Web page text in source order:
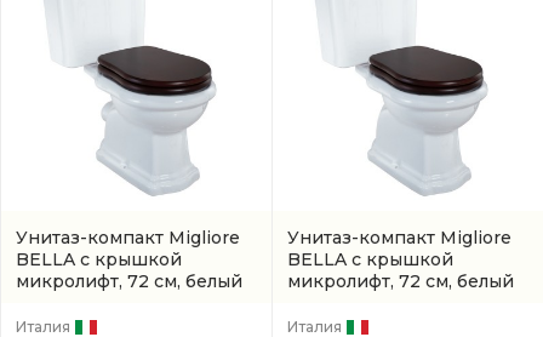
Унитаз-компакт Migliore
BELLA с крышкой
микролифт, 72 см, белый
Италия
Унитаз-компакт Migliore
BELLA с крышкой
микролифт, 72 см, белый
Италия